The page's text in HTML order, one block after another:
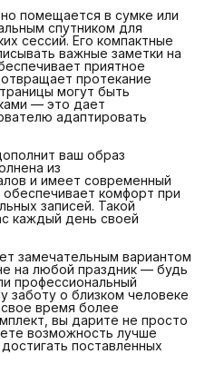
помещается в сумке или
спутником для
сессий. Его компактные
важные заметки на
приятное
протекание
могут быть
— это дает
адаптировать
ваш образ
из
и имеет современный
комфорт при
записей. Такой
каждый день своей
замечательным вариантом
на любой праздник — будь
профессиональный
заботу о близком человеке
время более
вы дарите не просто
возможность лучше
поставленных